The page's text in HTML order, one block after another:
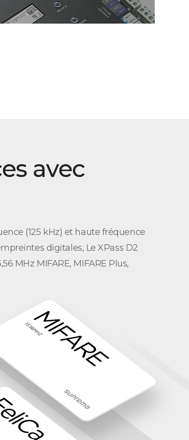
avec
(125 kHz) et haute fréquence
digitales, Le XPass D2
MHz MIFARE, MIFARE Plus,